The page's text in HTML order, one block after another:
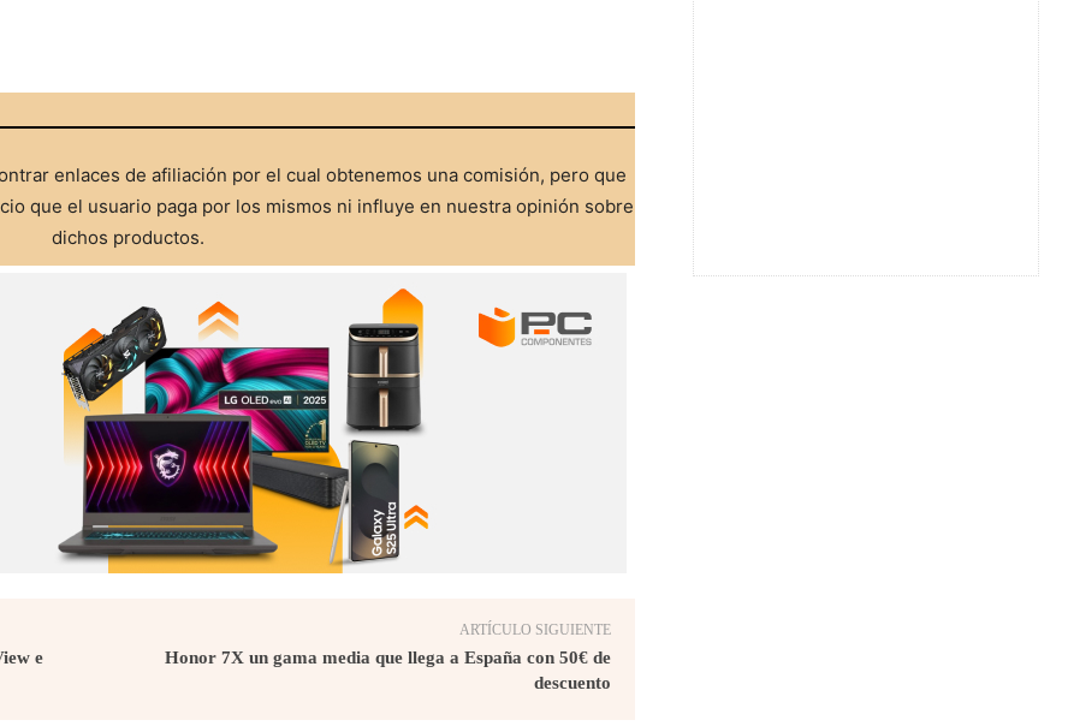
enlaces de afiliación por el cual obtenemos una comisión, pero que
que el usuario paga por los mismos ni influye en nuestra opinión sobre
dichos productos.
e
ARTÍCULO SIGUIENTE
Honor 7X un gama media que llega a España con 50€ de
descuento